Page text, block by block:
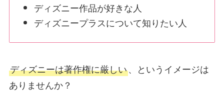
ディズニー作品が好きな人
ディズニープラスについて知りたい人
ディズニーは著作権に厳しい、というイメージは
ありませんか？